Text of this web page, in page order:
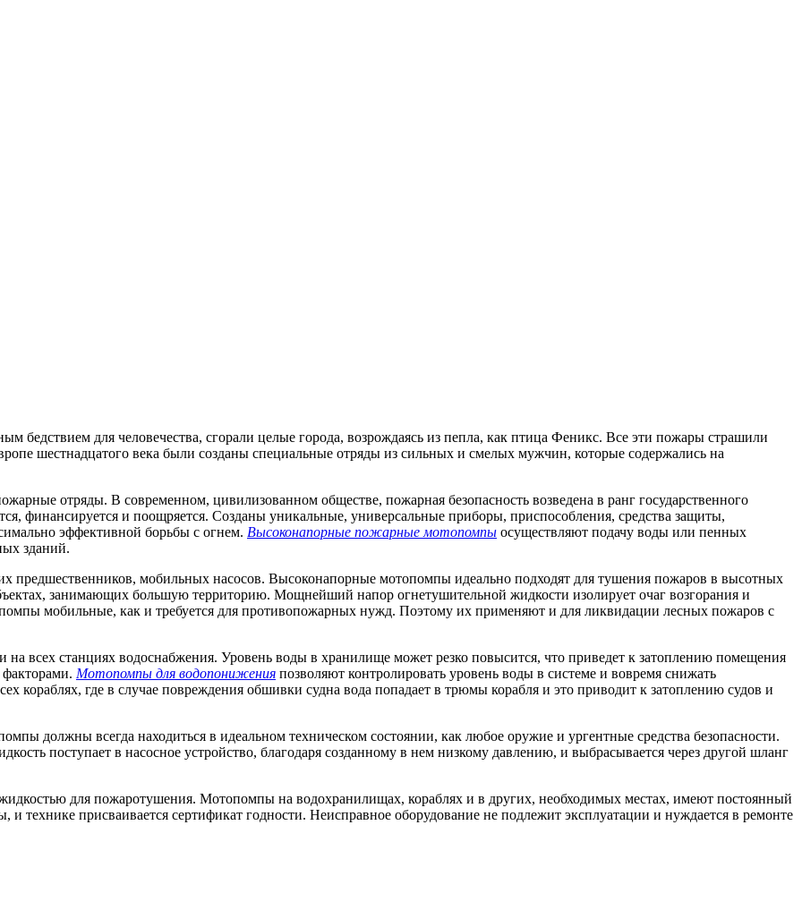
бедствием для человечества, сгорали целые города, возрождаясь из пепла, как птица Феникс. Все эти пожары страшили
шестнадцатого века были созданы специальные отряды из сильных и смелых мужчин, которые содержались на
отряды. В современном, цивилизованном обществе, пожарная безопасность возведена в ранг государственного
финансируется и поощряется. Созданы уникальные, универсальные приборы, приспособления, средства защиты,
эффективной борьбы с огнем. Высоконапорные пожарные мотопомпы осуществляют подачу воды или пенных
зданий.
предшественников, мобильных насосов. Высоконапорные мотопомпы идеально подходят для тушения пожаров в высотных
занимающих большую территорию. Мощнейший напор огнетушительной жидкости изолирует очаг возгорания и
мобильные, как и требуется для противопожарных нужд. Поэтому их применяют и для ликвидации лесных пожаров с
всех станциях водоснабжения. Уровень воды в хранилище может резко повысится, что приведет к затоплению помещения
Мотопомпы для водопонижения позволяют контролировать уровень воды в системе и вовремя снижать
кораблях, где в случае повреждения обшивки судна вода попадает в трюмы корабля и это приводит к затоплению судов и
должны всегда находиться в идеальном техническом состоянии, как любое оружие и ургентные средства безопасности.
поступает в насосное устройство, благодаря созданному в нем низкому давлению, и выбрасывается через другой шланг
для пожаротушения. Мотопомпы на водохранилищах, кораблях и в других, необходимых местах, имеют постоянный
технике присваивается сертификат годности. Неисправное оборудование не подлежит эксплуатации и нуждается в ремонте